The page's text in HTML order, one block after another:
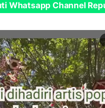
Whatsapp Channel